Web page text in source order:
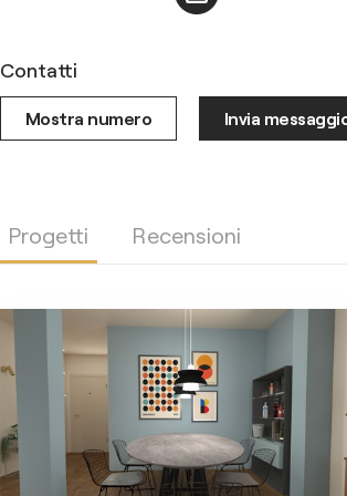
Contatti
Mostra numero Invia
Progetti Recensioni